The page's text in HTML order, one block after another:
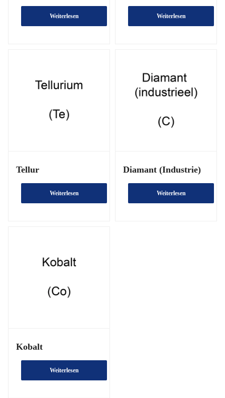
Weiterlesen Weiterlesen
Tellur
Weiterlesen
Diamant (Industrie)
Weiterlesen
Kobalt
Weiterlesen